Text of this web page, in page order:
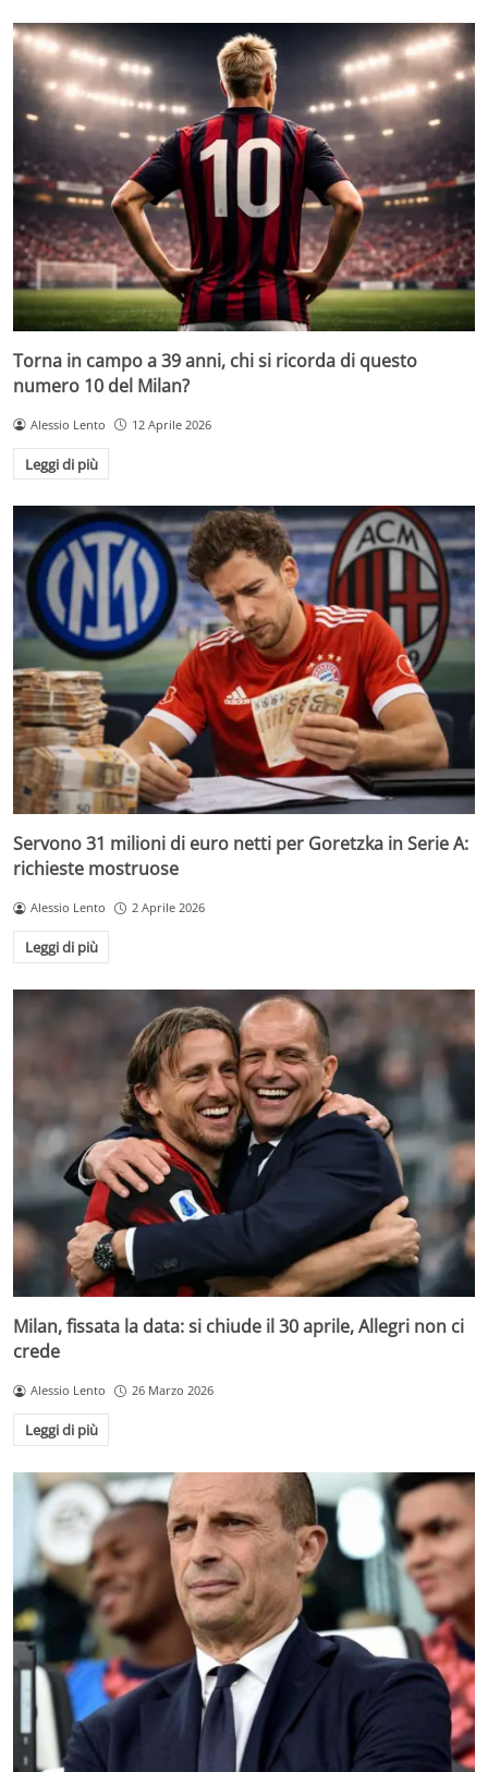
Torna in campo a 39 anni, chi si ricorda di questo
numero 10 del Milan?
Alessio Lento 12 Aprile 2026
Leggi di più
Servono 31 milioni di euro netti per Goretzka in Serie A:
richieste mostruose
Alessio Lento 2 Aprile 2026
Leggi di più
Milan, fissata la data: si chiude il 30 aprile, Allegri non ci
crede
Alessio Lento 26 Marzo 2026
Leggi di più